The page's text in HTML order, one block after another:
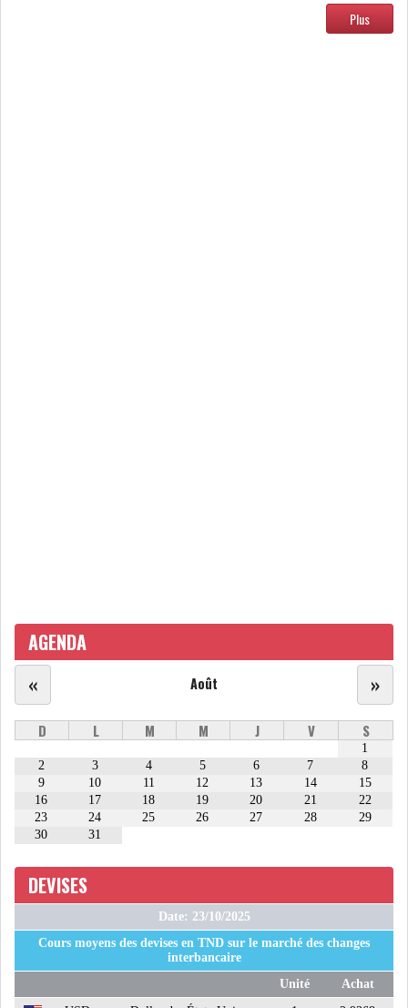
HAUSSE DES BÉNÉFI...
APRÈS LA SÉCHERESSE, LE
MAGHREB VA VERS...
TRANSITION VERTE AU
MAGHREB : ENTRE OPPO...
RSS
AFRIQUE DU NORD
Plus
AGENDA
Août
« »
D L M M J V S
1
2
3 4 5 6 7
8
9
10 11 12 13 14
15
16
17 18 19 20 21
22
23
24 25 26 27 28
29
30
31
DEVISES
Date: 23/10/2025
Cours moyens des devises en TND sur le marché des changes
interbancaire
Unité
Achat